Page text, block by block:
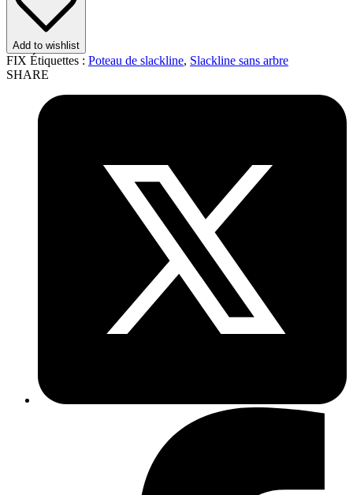
Add to wishlist
FIX Étiquettes : Poteau de slackline, Slackline sans arbre
SHARE